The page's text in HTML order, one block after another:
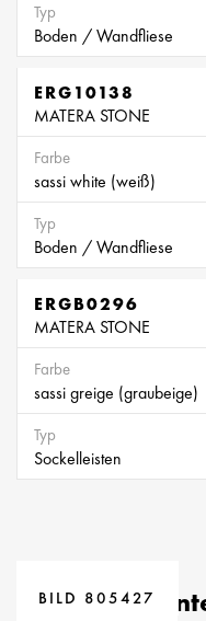
Typ
Boden / Wandfliese
ERG10138
MATERA STONE
Farbe
sassi white (weiß)
Typ
Boden / Wandfliese
ERGB0296
MATERA STONE
Farbe
sassi greige (graubeige)
Typ
Sockelleisten
BILD 805425
BILD 805427